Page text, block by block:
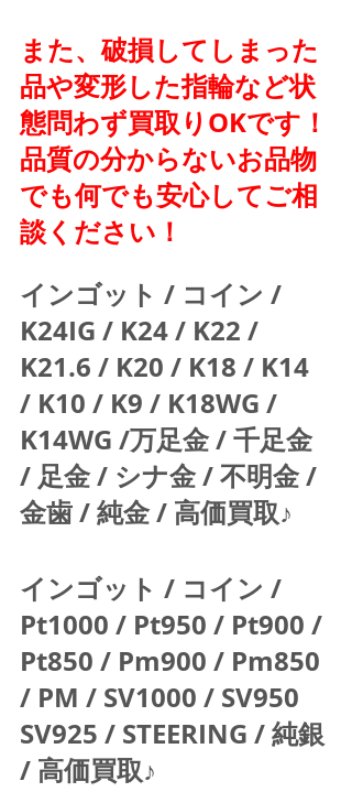
また、破損してしまった
品や変形した指輪など状
態問わず買取りOKです！
品質の分からないお品物
でも何でも安心してご相
談ください！
インゴット / コイン /
K24IG / K24 / K22 /
K21.6 / K20 / K18 / K14
/ K10 / K9 / K18WG /
K14WG /万足金 / 千足金
/ 足金 / シナ金 / 不明金 /
金歯 / 純金 / 高価買取♪
インゴット / コイン /
Pt1000 / Pt950 / Pt900 /
Pt850 / Pm900 / Pm850
/ PM / SV1000 / SV950
SV925 / STEERING / 純銀
/ 高価買取♪